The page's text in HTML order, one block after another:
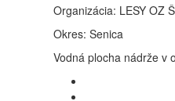
Organizácia: LESY OZ
Okres: Senica
Vodná plocha nádrže v